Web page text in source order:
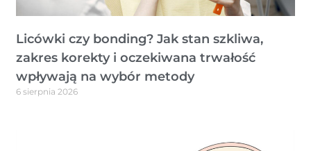
Licówki czy bonding? Jak stan szkliwa,
zakres korekty i oczekiwana trwałość
wpływają na wybór metody
6 sierpnia 2026